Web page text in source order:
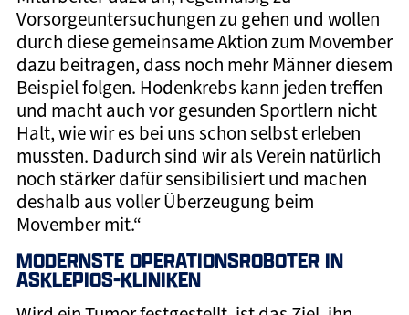
Vorsorgeuntersuchungen zu gehen und wollen
durch diese gemeinsame Aktion zum Movember
dazu beitragen, dass noch mehr Männer diesem
Beispiel folgen. Hodenkrebs kann jeden treffen
und macht auch vor gesunden Sportlern nicht
Halt, wie wir es bei uns schon selbst erleben
mussten. Dadurch sind wir als Verein natürlich
noch stärker dafür sensibilisiert und machen
deshalb aus voller Überzeugung beim
Movember mit.“
MODERNSTE OPERATIONSROBOTER IN
ASKLEPIOS-KLINIKEN